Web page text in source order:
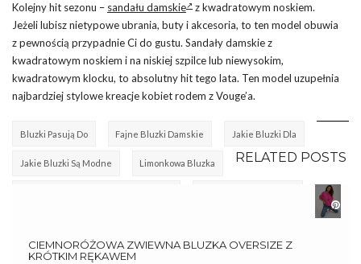
Kolejny hit sezonu – sandału damskie
z kwadratowym noskiem.
Jeżeli lubisz nietypowe ubrania, buty i akcesoria, to ten model obuwia
z pewnością przypadnie Ci do gustu. Sandały damskie z
kwadratowym noskiem i na niskiej szpilce lub niewysokim,
kwadratowym klocku, to absolutny hit tego lata. Ten model uzupełnia
najbardziej stylowe kreacje kobiet rodem z Vouge’a.
Bluzki Pasują Do Fajne Bluzki Damskie Jakie Bluzki Dla
Jakie Bluzki Są Modne Limonkowa Bluzka RELATED POSTS
CIEMNORÓŻOWA ZWIEWNA BLUZKA OVERSIZE Z
KRÓTKIM RĘKAWEM